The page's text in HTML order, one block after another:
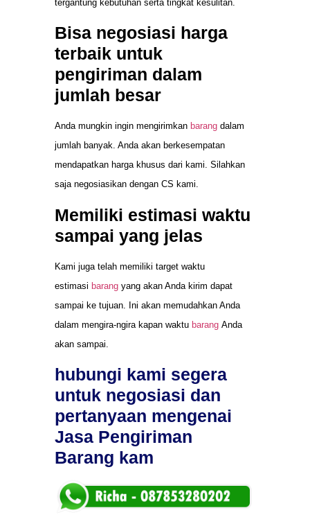
tergantung kebutuhan serta tingkat kesulitan.
Bisa negosiasi harga
terbaik untuk
pengiriman dalam
jumlah besar
Anda mungkin ingin mengirimkan barang dalam
jumlah banyak. Anda akan berkesempatan
mendapatkan harga khusus dari kami. Silahkan
saja negosiasikan dengan CS kami.
Memiliki estimasi waktu
sampai yang jelas
Kami juga telah memiliki target waktu
estimasi barang yang akan Anda kirim dapat
sampai ke tujuan. Ini akan memudahkan Anda
dalam mengira-ngira kapan waktu barang Anda
akan sampai.
hubungi kami segera
untuk negosiasi dan
pertanyaan mengenai
Jasa Pengiriman
Barang kam